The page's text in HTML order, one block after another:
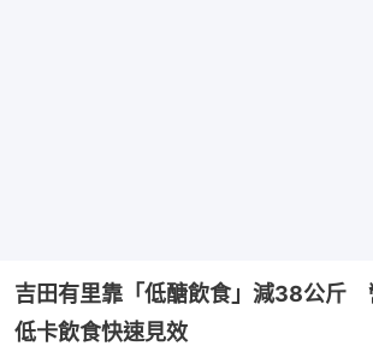
吉田有里靠「低醣飲食」減38公斤
低卡飲食快速見效